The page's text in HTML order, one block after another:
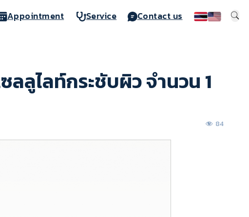
Appointment Service Contact us
ลลูไลท์กระชับผิว จำนวน 1
84